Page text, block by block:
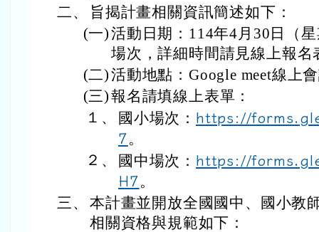
二、
旨揭計畫相關資訊簡述如下：
(一)活動日期：114年4月30日（
場次，詳細時間請見線上報名
(二)活動地點：Google meet線上
(三)報名請填線上表單：
１、
國小場次： https://
7 。
２、
國中場次： https://
H7 。
三、 本計畫並開放全國國中、國小教
相關資格與規範如下：